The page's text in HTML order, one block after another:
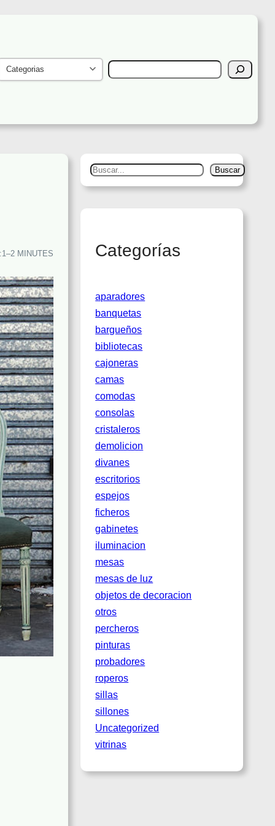
SEARCH
1–2 MINUTES
S
e
Buscar
Categorías
aparadores
banquetas
bargueños
bibliotecas
cajoneras
camas
comodas
consolas
cristaleros
demolicion
divanes
escritorios
espejos
ficheros
gabinetes
iluminacion
mesas
mesas de luz
objetos de decoracion
otros
percheros
pinturas
probadores
roperos
sillas
sillones
Uncategorized
vitrinas